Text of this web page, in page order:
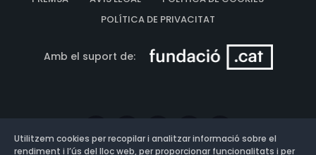
POLÍTICA DE PRIVACITAT
Amb el suport de:
Utilitzem cookies per recopilar i analitzar informació sobre el
rendiment i l’ús del lloc web, per proporcionar funcionalitats i per